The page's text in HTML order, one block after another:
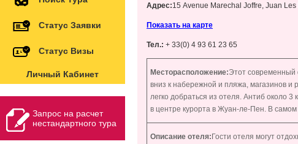
Статус Заявки
Статус Визы
Личный Кабинет
Запрос на расчет
нестандартного тура
Адрес:15 Avenue Marechal Joffre, Juan
Показать на карте
Тел.: + 33(0) 4 93 61 23 65
Месторасположение:Этот современный
вниз к набережной и пляжа, магазинов и
легко добраться из отеля. Антиб около
в центре курорта в Жуан-ле-Пен. В самом
Описание отеля: Гости отеля могут